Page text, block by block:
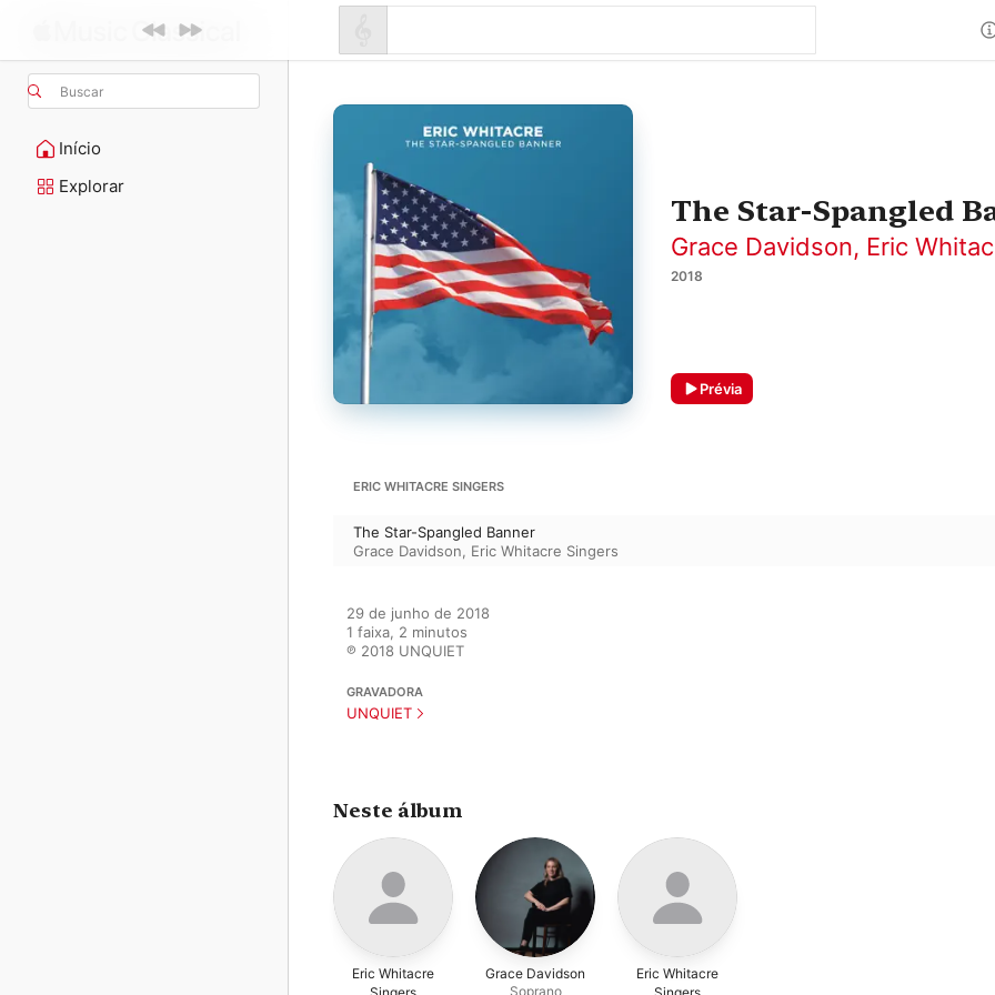
Buscar
Início
Explorar
The Star-Spangled
Grace Davidson, Eric
2018
Prévia
ERIC WHITACRE SINGERS
The Star-Spangled Banner
Grace Davidson, Eric Whitacre Singers
29 de junho de 2018
1 faixa, 2 minutos
℗ 2018 UNQUIET
GRAVADORA
UNQUIET
Neste álbum
Eric Whitacre
Grace Davidson
Soprano
Eric Whitacre